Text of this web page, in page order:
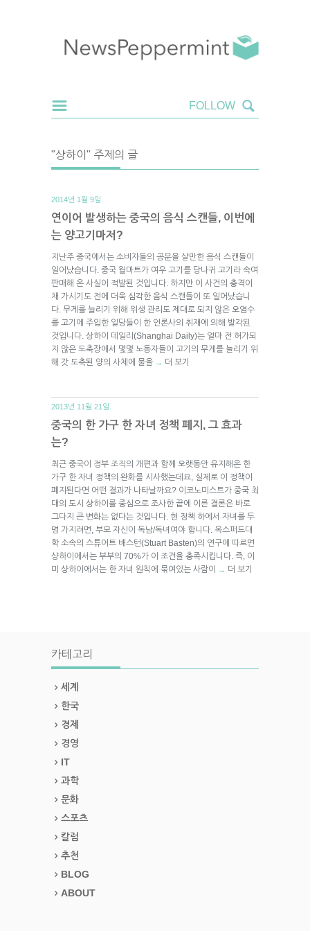
"샹하이" 주제의 글
2014년 1월 9일.
연이어 발생하는 중국의 음식 스캔들, 이번에
는 양고기마저?
지난주 중국에서는 소비자들의 공분을 살만한 음식 스캔들이
일어났습니다. 중국 월마트가 여우 고기를 당나귀 고기라 속여
판매해 온 사실이 적발된 것입니다. 하지만 이 사건의 충격이
채 가시기도 전에 더욱 심각한 음식 스캔들이 또 일어났습니
다. 무게를 늘리기 위해 위생 관리도 제대로 되지 않은 오염수
를 고기에 주입한 일당들이 한 언론사의 취재에 의해 발각된
것입니다. 상하이 데일리(Shanghai Daily)는 얼마 전 허가되
지 않은 도축장에서 몇몇 노동자들이 고기의 무게를 늘리기 위
해 갓 도축된 양의 사체에 물을 → 더 보기
2013년 11월 21일.
중국의 한 가구 한 자녀 정책 폐지, 그 효과
는?
최근 중국이 정부 조직의 개편과 함께 오랫동안 유지해온 한
가구 한 자녀 정책의 완화를 시사했는데요, 실제로 이 정책이
폐지된다면 어떤 결과가 나타날까요? 이코노미스트가 중국 최
대의 도시 샹하이를 중심으로 조사한 끝에 이른 결론은 바로
그다지 큰 변화는 없다는 것입니다. 현 정책 하에서 자녀를 두
명 가지려면, 부모 자신이 독남/독녀여야 합니다. 옥스퍼드대
학 소속의 스튜어트 배스턴(Stuart Basten)의 연구에 따르면
샹하이에서는 부부의 70%가 이 조건을 충족시킵니다. 즉, 이
미 샹하이에서는 한 자녀 원칙에 묶여있는 사람이
→ 더 보기
카테고리
세계
한국
경제
경영
IT
과학
문화
스포츠
칼럼
추천
BLOG
ABOUT